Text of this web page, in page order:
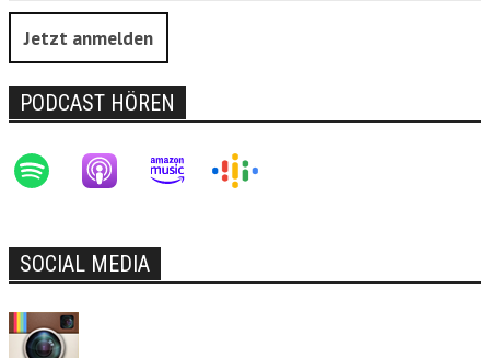
Jetzt anmelden
PODCAST HÖREN
SOCIAL MEDIA